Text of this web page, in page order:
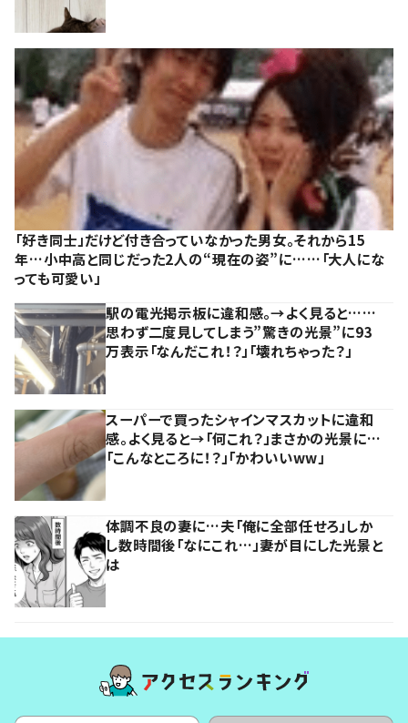
「好き同士」だけど付き合っていなかった男女。それから15
年…小中高と同じだった2人の“現在の姿”に……「大人にな
っても可愛い」
駅の電光掲示板に違和感。→よく見ると……
思わず二度見してしまう”驚きの光景”に93
万表示「なんだこれ！？」「壊れちゃった？」
スーパーで買ったシャインマスカットに違和
感。よく見ると→「何これ？」まさかの光景に…
「こんなところに！？」「かわいいww」
体調不良の妻に…夫「俺に全部任せろ」しか
し数時間後「なにこれ…」妻が目にした光景と
は